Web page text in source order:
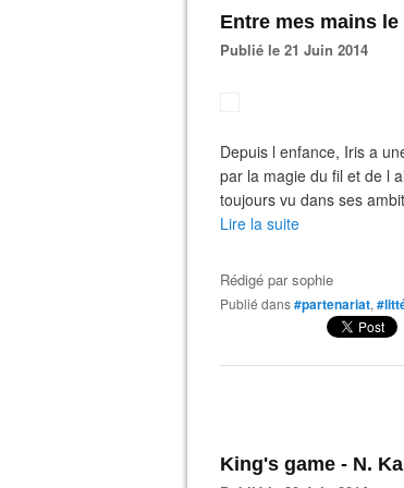
Entre mes mains
Publié le 21 Juin 2014
Depuis l enfance, Iris a
par la magie du fil et de l
toujours vu dans ses
Lire la suite
Rédigé parsophie
Publié dans#partenariat,
King's game - N.